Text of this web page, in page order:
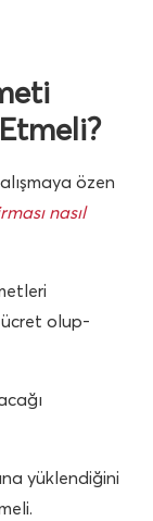
özen
nasıl
ücret olup-
yüklendiğini